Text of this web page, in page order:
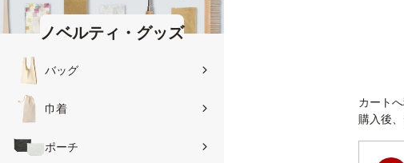
ノベルティ・グッズ
バッグ
巾着
ポーチ
カート
購入後